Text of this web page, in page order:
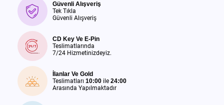
Güvenli Alışveriş
Tek Tıkla
Güvenli Alışveriş
CD Key Ve E-Pin
Teslimatlarında
7/24 Hizmetinizdeyiz.
İlanlar Ve Gold
Teslimatları 10:00 ile 24:00
Arasında Yapılmaktadır